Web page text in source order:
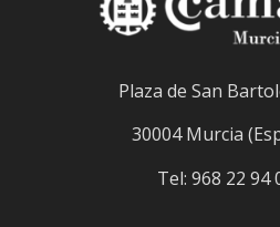
Plaza de San
30004 Murcia
Tel: 968 22 94